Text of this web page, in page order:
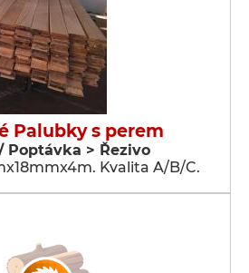
Palubky s perem
Poptávka > Řezivo
Kvalita A/B/C.